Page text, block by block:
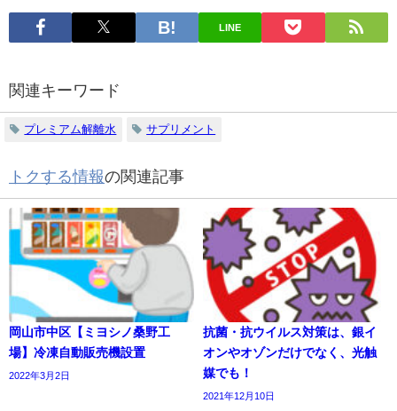
LINE
関連キーワード
プレミアム解離水 サプリメント
トクする情報の関連記事
岡山市中区【ミヨシノ桑野工
場】冷凍自動販売機設置
2022年3月2日
抗菌・抗ウイルス対策は、銀イ
オンやオゾンだけでなく、光触
媒でも！
2021年12月10日